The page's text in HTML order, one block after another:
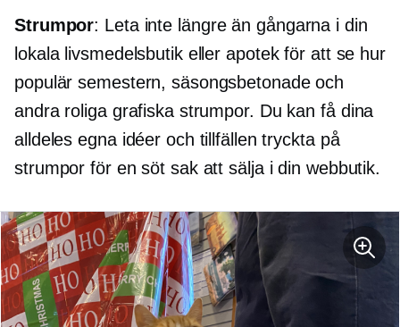
Strumpor: Leta inte längre än gångarna i din
lokala livsmedelsbutik eller apotek för att se hur
populär semestern, säsongsbetonade och
andra roliga grafiska strumpor. Du kan få dina
alldeles egna idéer och tillfällen tryckta på
strumpor för en söt sak att sälja i din webbutik.